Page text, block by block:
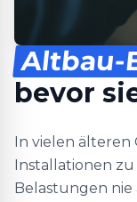
Altbau-
bevor
In vielen älteren
Installationen
Belastungen nie